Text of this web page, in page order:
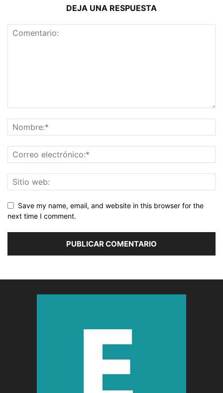
DEJA UNA RESPUESTA
Save my name, email, and website in this browser for the
next time I comment.